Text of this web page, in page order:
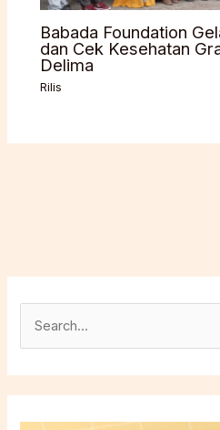
Babada Foundation
dan Cek Kesehatan
Delima
Rilis